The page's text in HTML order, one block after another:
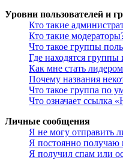
Уровни пользователей и
Кто такие
Кто такие
Что такое группы
Где находятся
Как мне стать
Почему названия
Что такое группа по
Что означает ссылка
Личные сообщения
Я не могу отправить
Я постоянно получаю
Я получил спам или